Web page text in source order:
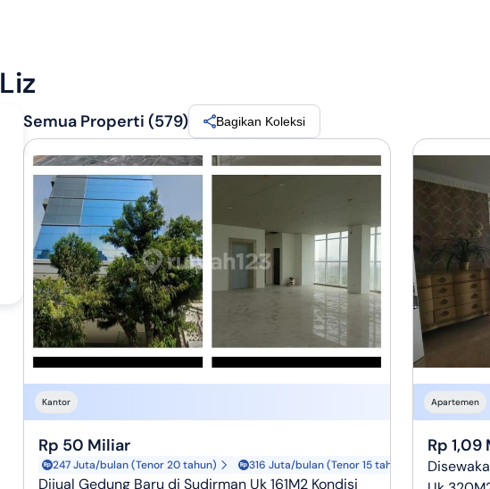
Liz
Semua Properti (579) Bagikan Koleksi
Kantor
Rp 50 Miliar
247 Juta/bulan (Tenor 20 tahun) 316 Juta/bulan (Tenor 15 tahun)
Dijual Gedung Baru di Sudirman Uk 161M2 Kondisi
Apartemen
Rp